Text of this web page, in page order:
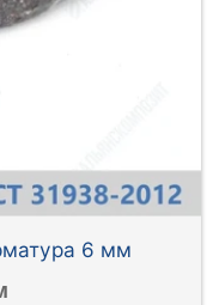
6 мм